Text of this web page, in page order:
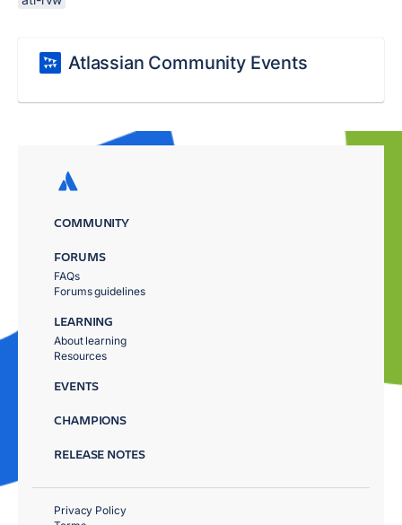
Atlassian Community Events
COMMUNITY
FORUMS
FAQs
Forums guidelines
LEARNING
About learning
Resources
EVENTS
CHAMPIONS
RELEASE NOTES
Privacy Policy